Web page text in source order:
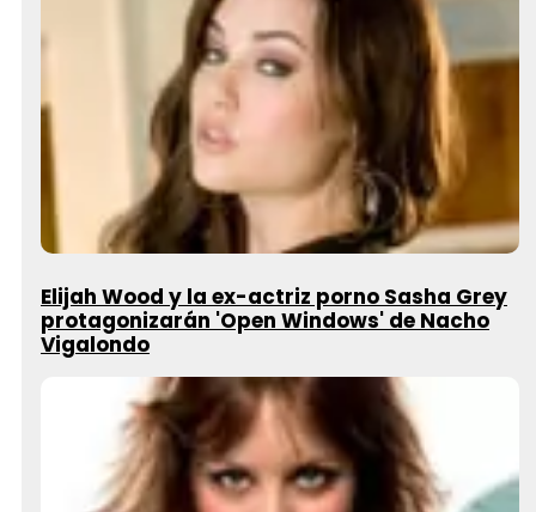
Elijah Wood y la ex-actriz porno Sasha Grey
protagonizarán 'Open Windows' de Nacho
Vigalondo